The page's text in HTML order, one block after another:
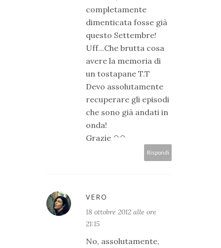
completamente
dimenticata fosse già
questo Settembre!
Uff...Che brutta cosa
avere la memoria di
un tostapane T.T
Devo assolutamente
recuperare gli episodi
che sono già andati in
onda!
Grazie ^^
Rispondi
VERO
18 ottobre 2012 alle ore
21:15
No, assolutamente,